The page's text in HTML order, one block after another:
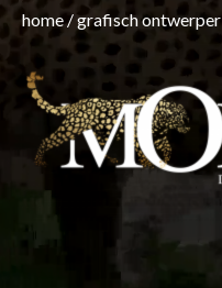
home /grafisch ontwerper